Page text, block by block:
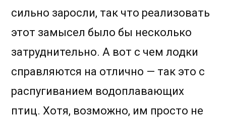
сильно заросли, так что реализовать
этот замысел было бы несколько
затруднительно. А вот с чем лодки
справляются на отлично — так это с
распугиванием водоплавающих
птиц. Хотя, возможно, им просто не